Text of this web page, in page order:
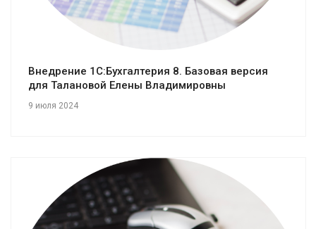
Внедрение 1С:Бухгалтерия 8. Базовая версия
для Талановой Елены Владимировны
9 июля 2024